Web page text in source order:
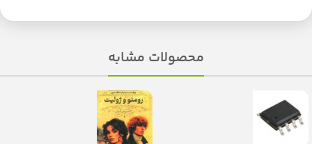
محصولات مشابه